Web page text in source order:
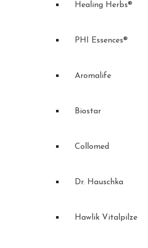
Healing Herbs®
PHI Essences®
Aromalife
Biostar
Collomed
Dr. Hauschka
Hawlik Vitalpilze